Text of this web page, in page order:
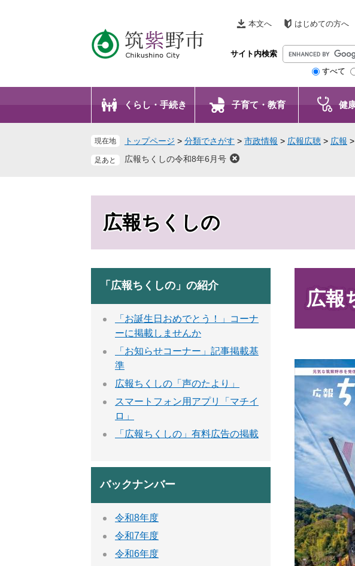
。
て
本文へ はじめての方へ
サイト内検索
G
o
l
ス
索
すべて
くらし・手続き 子育て・教育 健
現在地 トップページ > 分類でさがす > 市政情報 > 広報広聴 > 広報 >
広報ちくしの令和8年6月号
広報ちくしの
広報
「広報ちくしの」の紹介
「お誕生日おめでとう！」コーナ
ーに掲載しませんか
「お知らせコーナー」記事掲載基
準
広報ちくしの「声のたより」
スマートフォン用アプリ「マチイ
ロ」
「広報ちくしの」有料広告の掲載
バックナンバー
令和8年度
令和7年度
令和6年度